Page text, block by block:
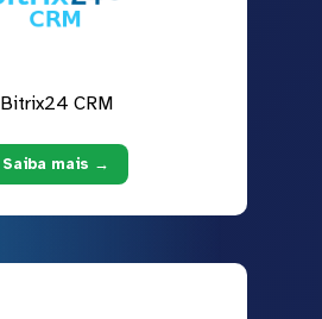
Bitrix24 CRM
Saiba mais →